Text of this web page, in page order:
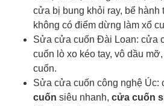
cửa bị bung khỏi ray, bể hành
không có điểm dừng làm xổ
Sửa cửa cuốn Đài Loan: cửa
cuốn lò xo kéo tay, vô dầu
cuốn.
Sửa cửa cuốn công nghệ Úc:
cuốn siêu nhanh, cửa cuốn